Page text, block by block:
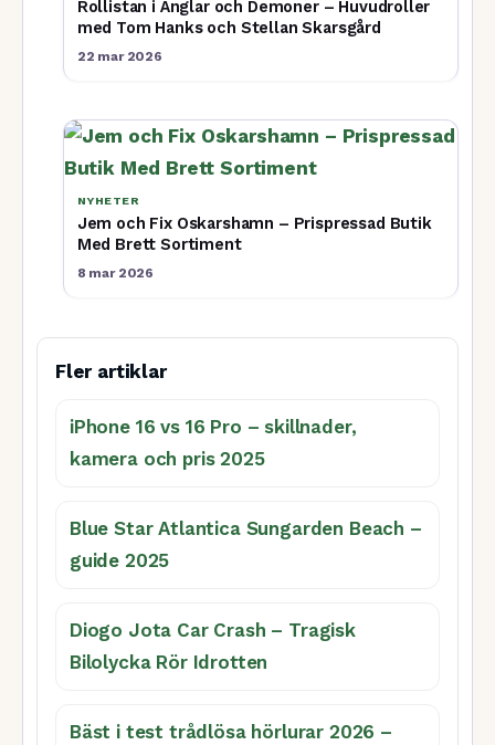
Rollistan i Änglar och Demoner – Huvudroller
med Tom Hanks och Stellan Skarsgård
22 mar 2026
NYHETER
Jem och Fix Oskarshamn – Prispressad Butik
Med Brett Sortiment
8 mar 2026
Fler artiklar
iPhone 16 vs 16 Pro – skillnader,
kamera och pris 2025
Blue Star Atlantica Sungarden Beach –
guide 2025
Diogo Jota Car Crash – Tragisk
Bilolycka Rör Idrotten
Bäst i test trådlösa hörlurar 2026 –